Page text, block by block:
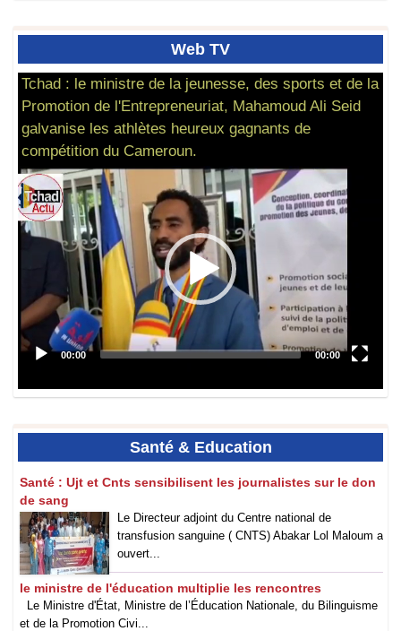
Web TV
Tchad : le ministre de la jeunesse, des sports et de la
Promotion de l'Entrepreneuriat, Mahamoud Ali Seid
galvanise les athlètes heureux gagnants de
compétition du Cameroun.
Santé& Education
‎Santé : Ujt et Cnts sensibilisent les journalistes sur le don
de sang
Le Directeur adjoint du Centre national de
transfusion sanguine ( CNTS) Abakar Lol Maloum a
ouvert...
le ministre de l'éducation multiplie les rencontres
Le Ministre d'État, Ministre de l’Éducation Nationale, du Bilinguisme
et de la Promotion Civi...